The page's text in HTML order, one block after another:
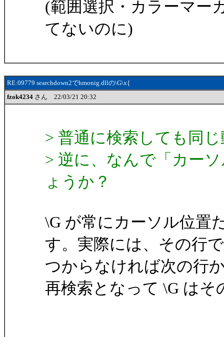
(範囲選択・カラーマー
てないのに)
RE:09779 searchdown2でhmonig.dllの\G\x{
fzok4234 さん 22/03/21 20:32
> 普通に検索しても同
> 逆に、なんで「カー
ょうか？
\G が常にカーソル位置
す。実際には、その行
つからなければ次の行
再検索となって \G は